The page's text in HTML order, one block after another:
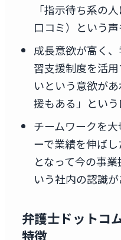
「指示待ち系の
口コミ）という
成長意欲が高く
習支援制度を活
いという意欲が
援もある」とい
チームワークを
ーで業績を伸ば
となって今の事
いう社内の認識
弁護士ドットコ
特徴